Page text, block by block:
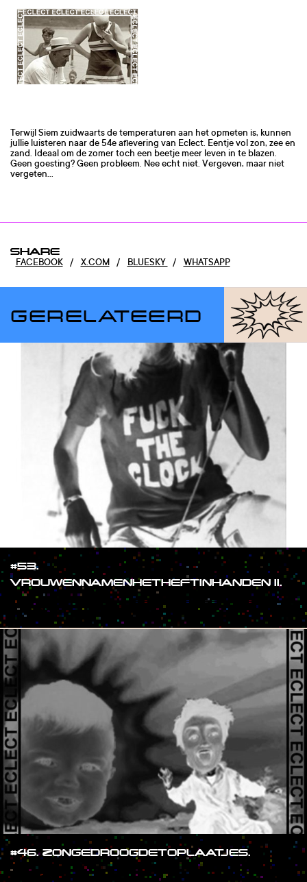
Terwijl Siem zuidwaarts de temperaturen aan het opmeten is, kunnen
jullie luisteren naar de 54e aflevering van Eclect. Eentje vol zon, zee en
zand. Ideaal om de zomer toch een beetje meer leven in te blazen.
Geen goesting? Geen probleem. Nee echt niet. Vergeven, maar niet
vergeten...
SHARE
FACEBOOK / X.COM / BLUESKY / WHATSAPP
GERELATEERD
#53.
VROUWENNAMENHETHEFTINHANDEN II.
#SHOW
#46. ZONGEDROOGDETOPLAATJES.
#SHOW